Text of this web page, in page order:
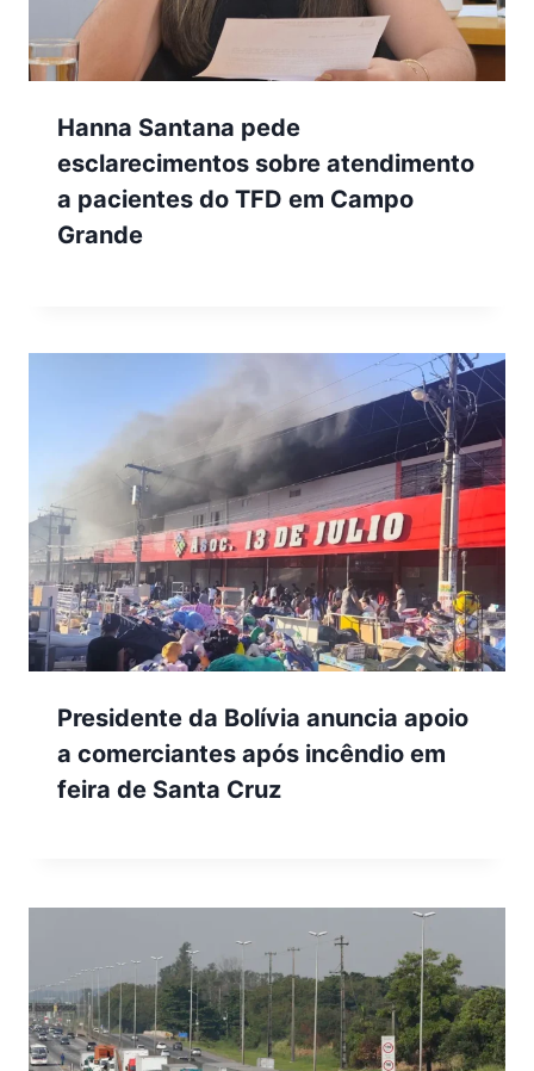
Hanna Santana pede
esclarecimentos sobre atendimento
a pacientes do TFD em Campo
Grande
Presidente da Bolívia anuncia apoio
a comerciantes após incêndio em
feira de Santa Cruz